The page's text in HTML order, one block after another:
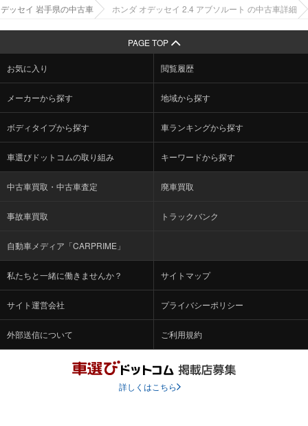
ッセイ 岩手県の中古車 ホンダ オデッセイ 2.4 アブソルート の中古車詳細
PAGE TOP
お気に入り 閲覧履歴
メーカーから探す 地域から探す
ボディタイプから探す 車ランキングから探す
車選びドットコムの取り組み キーワードから探す
中古車買取・中古車査定 廃車買取
事故車買取 トラックバンク
自動車メディア「CARPRIME」
私たちと一緒に働きませんか？ サイトマップ
サイト運営会社 プライバシーポリシー
外部送信について ご利用規約
詳しくはこちら